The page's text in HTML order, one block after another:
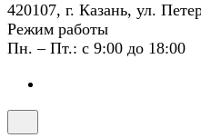
420107, г. Казань, ул.
Режим работы
Пн. – Пт.: с 9:00 до 18:00